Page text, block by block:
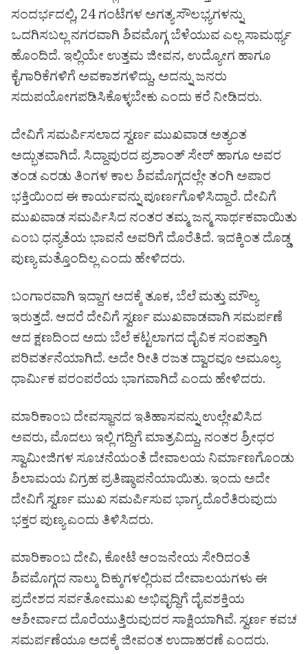
ಸಂದರ್ಭದಲ್ಲಿ, 24 ಗಂಟೆಗಳ ಅಗತ್ಯ ಸೌಲಭ್ಯಗಳನ್ನು
ಒದಗಿಸಬಲ್ಲ ನಗರವಾಗಿ ಶಿವಮೊಗ್ಗ ಬೆಳೆಯುವ ಎಲ್ಲ ಸಾಮರ್ಥ್ಯ
ಹೊಂದಿದೆ. ಇಲ್ಲಿಯೇ ಉತ್ತಮ ಜೀವನ, ಉದ್ಯೋಗ ಹಾಗೂ
ಕೈಗಾರಿಕೆಗಳಿಗೆ ಅವಕಾಶಗಳಿದ್ದು, ಅದನ್ನು ಜನರು
ಸದುಪಯೋಗಪಡಿಸಿಕೊಳ್ಳಬೇಕು ಎಂದು ಕರೆ ನೀಡಿದರು.
ದೇವಿಗೆ ಸಮರ್ಪಿಸಲಾದ ಸ್ವರ್ಣ ಮುಖವಾಡ ಅತ್ಯಂತ
ಅದ್ಭುತವಾಗಿದೆ. ಸಿದ್ದಾಪುರದ ಪ್ರಶಾಂತ್ ಸೇಠ್ ಹಾಗೂ ಅವರ
ತಂಡ ಎರಡು ತಿಂಗಳ ಕಾಲ ಶಿವಮೊಗ್ಗದಲ್ಲೇ ತಂಗಿ ಅಪಾರ
ಭಕ್ತಿಯಿಂದ ಈ ಕಾರ್ಯವನ್ನು ಪೂರ್ಣಗೊಳಿಸಿದ್ದಾರೆ. ದೇವಿಗೆ
ಮುಖವಾಡ ಸಮರ್ಪಿಸಿದ ನಂತರ ತಮ್ಮ ಜನ್ಮ ಸಾರ್ಥಕವಾಯಿತು
ಎಂಬ ಧನ್ಯತೆಯ ಭಾವನೆ ಅವರಿಗೆ ದೊರೆತಿದೆ. ಇದಕ್ಕಿಂತ ದೊಡ್ಡ
ಪುಣ್ಯ ಮತ್ತೊಂದಿಲ್ಲ ಎಂದು ಹೇಳಿದರು.
ಬಂಗಾರವಾಗಿ ಇದ್ದಾಗ ಅದಕ್ಕೆ ತೂಕ, ಬೆಲೆ ಮತ್ತು ಮೌಲ್ಯ
ಇರುತ್ತದೆ. ಆದರೆ ದೇವಿಗೆ ಸ್ವರ್ಣ ಮುಖವಾಡವಾಗಿ ಸಮರ್ಪಣೆ
ಆದ ಕ್ಷಣದಿಂದ ಅದು ಬೆಲೆ ಕಟ್ಟಲಾಗದ ದೈವಿಕ ಸಂಪತ್ತಾಗಿ
ಪರಿವರ್ತನೆಯಾಗಿದೆ. ಅದೇ ರೀತಿ ರಜತ ದ್ವಾರವೂ ಅಮೂಲ್ಯ
ಧಾರ್ಮಿಕ ಪರಂಪರೆಯ ಭಾಗವಾಗಿದೆ ಎಂದು ಹೇಳಿದರು.
ಮಾರಿಕಾಂಬ ದೇವಸ್ಥಾನದ ಇತಿಹಾಸವನ್ನು ಉಲ್ಲೇಖಿಸಿದ
ಅವರು, ಮೊದಲು ಇಲ್ಲಿ ಗದ್ದಿಗೆ ಮಾತ್ರವಿದ್ದು, ನಂತರ ಶ್ರೀಧರ
ಸ್ವಾಮೀಜಿಗಳ ಸೂಚನೆಯಂತೆ ದೇವಾಲಯ ನಿರ್ಮಾಣಗೊಂಡು
ಶಿಲಾಮಯ ವಿಗ್ರಹ ಪ್ರತಿಷ್ಠಾಪನೆಯಾಯಿತು. ಇಂದು ಅದೇ
ದೇವಿಗೆ ಸ್ವರ್ಣ ಮುಖ ಸಮರ್ಪಿಸುವ ಭಾಗ್ಯ ದೊರೆತಿರುವುದು
ಭಕ್ತರ ಪುಣ್ಯ ಎಂದು ತಿಳಿಸಿದರು.
ಮಾರಿಕಾಂಬ ದೇವಿ, ಕೋಟೆ ಆಂಜನೇಯ ಸೇರಿದಂತೆ
ಶಿವಮೊಗ್ಗದ ನಾಲ್ಕು ದಿಕ್ಕುಗಳಲ್ಲಿರುವ ದೇವಾಲಯಗಳು ಈ
ಪ್ರದೇಶದ ಸರ್ವತೋಮುಖ ಅಭಿವೃದ್ಧಿಗೆ ದೈವಶಕ್ತಿಯ
ಆಶೀರ್ವಾದ ದೊರೆಯುತ್ತಿರುವುದರ ಸಾಕ್ಷಿಯಾಗಿವೆ. ಸ್ವರ್ಣ ಕವಚ
ಸಮರ್ಪಣೆಯೂ ಅದಕ್ಕೆ ಜೀವಂತ ಉದಾಹರಣೆ ಎಂದರು.